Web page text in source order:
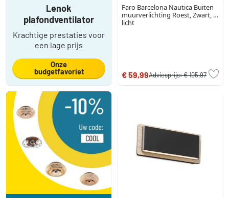
Lenok
plafondventilator
Krachtige prestaties voor
een lage prijs
Onze
budgetfavoriet
Faro Barcelona Nautica Buiten
muurverlichting Roest, Zwart, 1-
licht
€ 59,99Adviesprijs:€ 105,97